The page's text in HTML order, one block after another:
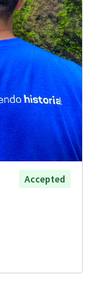
Accepted